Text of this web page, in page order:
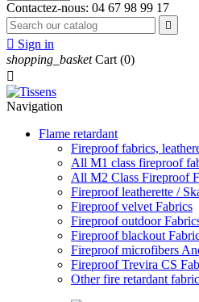
Contactez-nous: 04 67 98 99 17

 Sign in
shopping_basket Cart (0)

Navigation
Flame retardant
Fireproof fabrics,
All M1 class fireproof
All M2 Class Fireproof
Fireproof leatherette /
Fireproof velvet Fabrics
Fireproof outdoor
Fireproof blackout
Fireproof microfibers
Fireproof Trevira CS
Other fire retardant